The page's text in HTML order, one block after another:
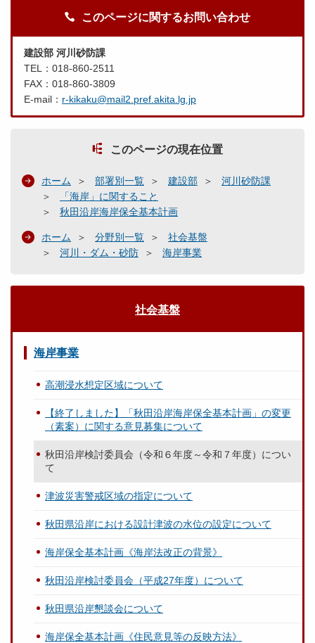
このページに関するお問い合わせ
建設部 河川砂防課
TEL：018-860-2511
FAX：018-860-3809
E-mail： r-kikaku@mail2.pref.akita.lg.jp
このページの現在位置
ホーム 部署別一覧 建設部
河川砂防課
「海岸」に関すること
秋田沿岸海岸保全基本計画
ホーム 分野別一覧
社会基盤
河川・ダム・砂防
海岸事業
社会基盤
海岸事業
高潮浸水想定区域について
【終了しました】「秋田沿岸海岸保全基本計画」の変更
（素案）に関する意見募集について
秋田沿岸検討委員会（令和６年度～令和７年度）につい
て
津波災害警戒区域の指定について
秋田県沿岸における設計津波の水位の設定について
海岸保全基本計画《海岸法改正の背景》
秋田沿岸検討委員会（平成27年度）について
秋田県沿岸懇談会について
海岸保全基本計画《住民意見等の反映方法》